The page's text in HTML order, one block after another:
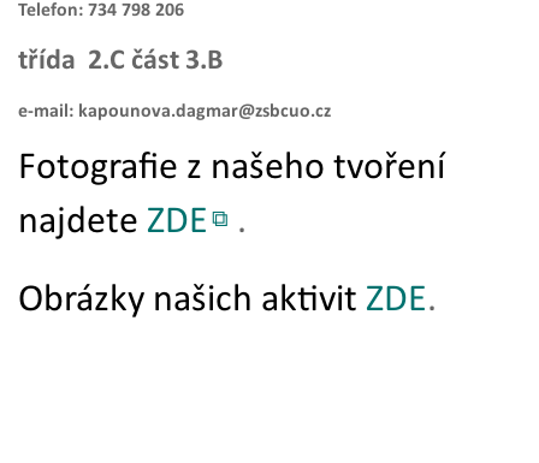
Telefon: 734 798 206
třída 2.C část 3.B
e-mail: kapounova.dagmar@zsbcuo.cz
Fotografie z našeho tvoření
najdete ZDE .
Obrázky našich aktivit ZDE.